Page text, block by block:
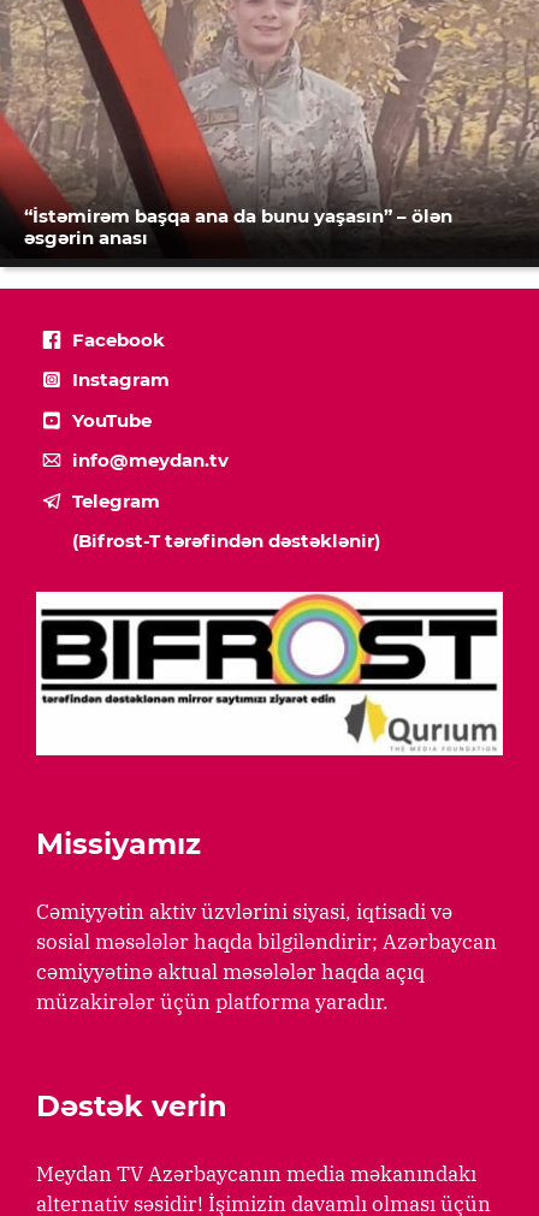
“İstəmirəm başqa ana da bunu yaşasın” – ölən
əsgərin anası
Facebook
Instagram
YouTube
info@meydan.tv
Telegram
(Bifrost-T tərəfindən dəstəklənir)
Missiyamız
Cəmiyyətin aktiv üzvlərini siyasi, iqtisadi və
sosial məsələlər haqda bilgiləndirir; Azərbaycan
cəmiyyətinə aktual məsələlər haqda açıq
müzakirələr üçün platforma yaradır.
Dəstək verin
Meydan TV Azərbaycanın media məkanındakı
alternativ səsidir! İşimizin davamlı olması üçün